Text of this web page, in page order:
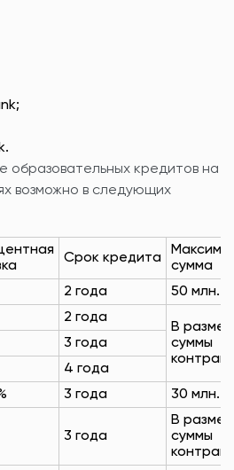
образовательных кредитов на
возможно в следующих
Срок кредита
сумма
2 года 50 млн.
2 года
В
суммы
3 года
4 года
3 года 30 млн.
3 года
В
суммы